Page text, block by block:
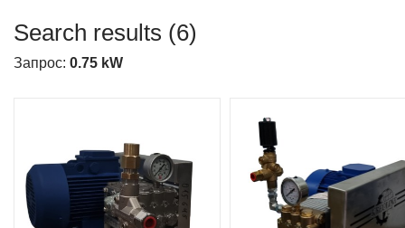
Search results (6)
Запрос: 0.75 kW